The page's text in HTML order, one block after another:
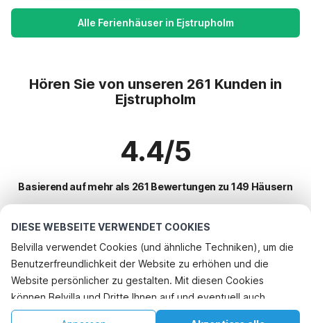
DIESE WEBSEITE VERWENDET COOKIES
Belvilla verwendet Cookies (und ähnliche Techniken), um die
Benutzerfreundlichkeit der Website zu erhöhen und die
Website persönlicher zu gestalten. Mit diesen Cookies
können Belvilla und Dritte Ihnen auf und eventuell auch
außerhalb unserer Website folgen, um Werbung Ihren
Alle Ferienhäuser in Ejstrupholm
Hören Sie von unseren 261 Kunden in
Ejstrupholm
4.4/5
Basierend auf mehr als 261 Bewertungen zu 149 Häusern
Beliebteste Reiseziele für Urlaub
Top-Städte mit Top-Annehmlichkeiten für den Urlaub
Ferienhaus am Meer ansager
Ferienhaus am Meer hovborg
Beliebte Ausstattungen für Urlaub in Ejstrupholm
Ferienhaus am Meer
Rufen Sie an, um zu buchen